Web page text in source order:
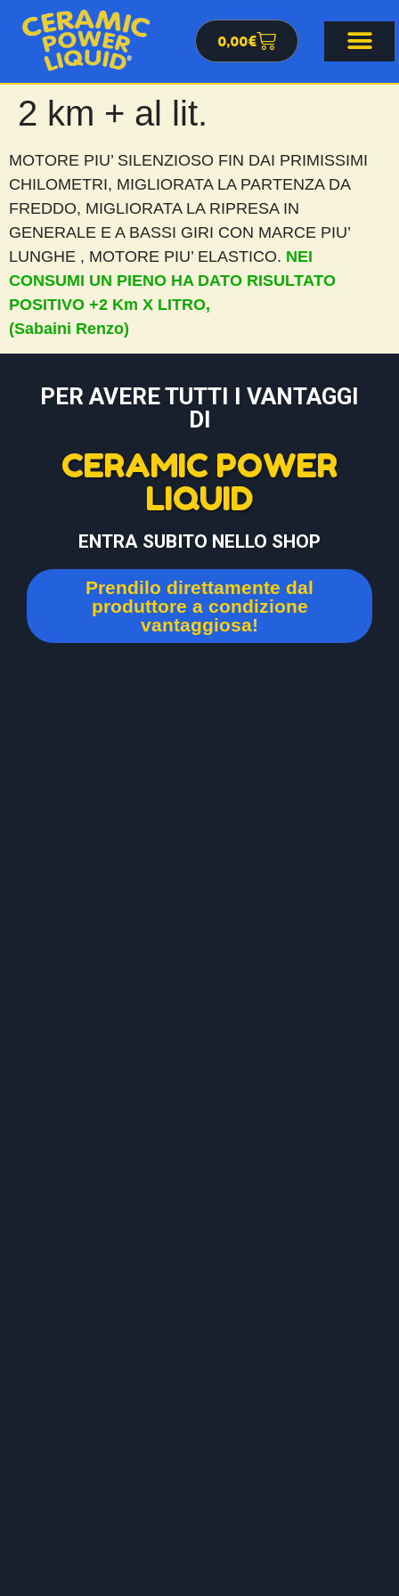
0,00€
2 km + al lit.
MOTORE PIU’ SILENZIOSO FIN DAI PRIMISSIMI
CHILOMETRI, MIGLIORATA LA PARTENZA DA
FREDDO, MIGLIORATA LA RIPRESA IN
GENERALE E A BASSI GIRI CON MARCE PIU’
LUNGHE , MOTORE PIU’ ELASTICO. NEI
CONSUMI UN PIENO HA DATO RISULTATO
POSITIVO +2 Km X LITRO,
(Sabaini Renzo)
PER AVERE TUTTI I VANTAGGI
DI
CERAMIC POWER
LIQUID
ENTRA SUBITO NELLO SHOP
Prendilo direttamente dal
produttore a condizione
vantaggiosa!